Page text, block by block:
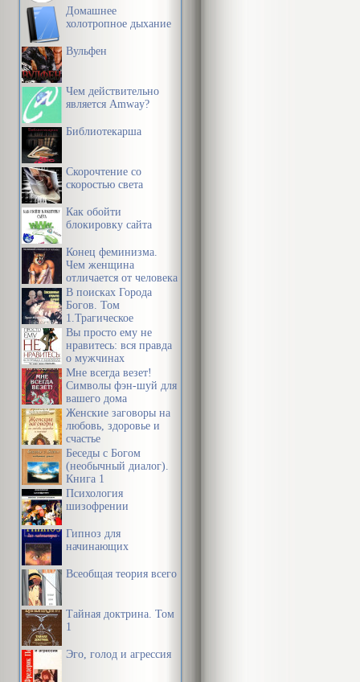
Домашнее
холотропное дыхание
Вульфен
Чем действительно
является Amway?
Библиотекарша
Скорочтение со
скоростью света
Как обойти
блокировку сайта
Конец феминизма.
Чем женщина
отличается от человека
В поисках Города
Богов. Том
1.Трагическое
послание древних.
Вы просто ему не
нравитесь: вся правда
о мужчинах
Мне всегда везет!
Символы фэн-шуй для
вашего дома
Женские заговоры на
любовь, здоровье и
счастье
Беседы с Богом
(необычный диалог).
Книга 1
Психология
шизофрении
Гипноз для
начинающих
Всеобщая теория всего
Тайная доктрина. Том
1
Эго, голод и агрессия